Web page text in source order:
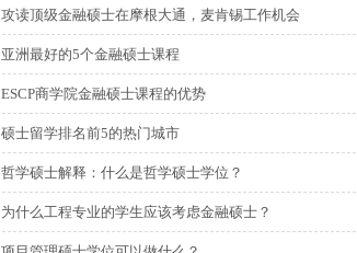
攻读顶级金融硕士在摩根大通，麦肯锡工作机会
亚洲最好的5个金融硕士课程
ESCP商学院金融硕士课程的优势
硕士留学排名前5的热门城市
哲学硕士解释：什么是哲学硕士学位？
为什么工程专业的学生应该考虑金融硕士？